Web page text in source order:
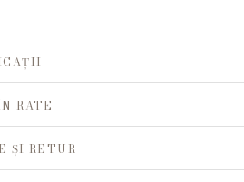
RATE
ȘI RETUR